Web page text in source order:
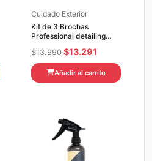
Cuidado Exterior
Kit de 3 Brochas
Professional detailing
$13.990 El
precio
original
$13.291
precio
actual
Añadir al carrito